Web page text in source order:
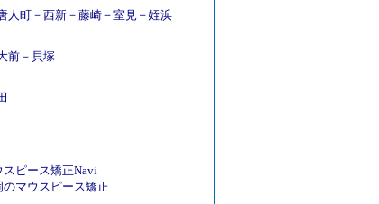
人町－ 西新－ 藤崎－ 室見－ 姪浜
前－ 貝塚
スピース矯正Navi
のマウスピース矯正